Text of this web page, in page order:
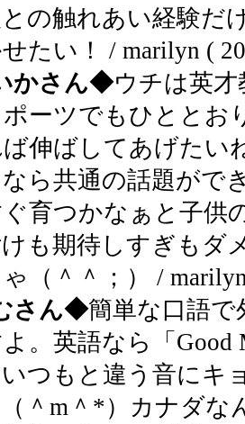
との触れあい経験だ
たい！ / marilyn (
かさん◆ウチは英才
ーツでもひととお
伸ばしてあげたい
ら共通の話題がで
ぐ育つかなぁと子供
も期待しすぎもダ
（＾＾；） /
さん◆簡単な口語で
。英語なら「Good
つもと違う音にキ
＾m＾*）カナダ